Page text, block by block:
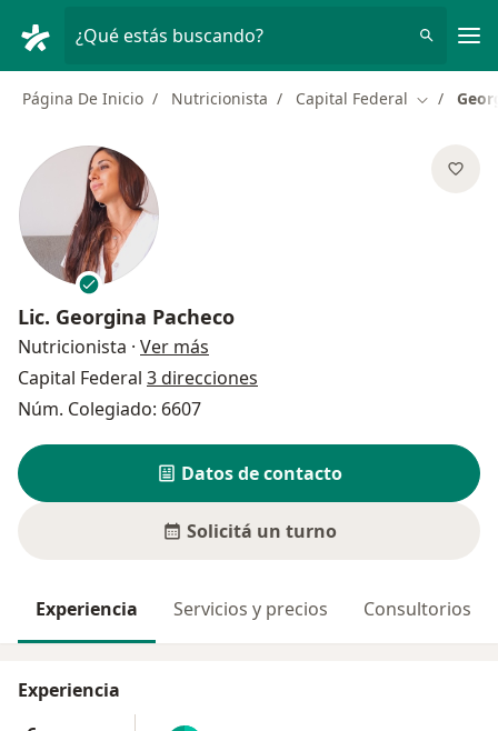
¿Qué estás buscando?
Página De Inicio Nutricionista Capital Federal Cambiar
Lic. Georgina Pacheco
Nutricionista · Ver más
Capital Federal 3 direcciones
Núm. Colegiado: 6607
Datos de contacto
Solicitá un turno
Experiencia Servicios y precios Consultorios
Experiencia